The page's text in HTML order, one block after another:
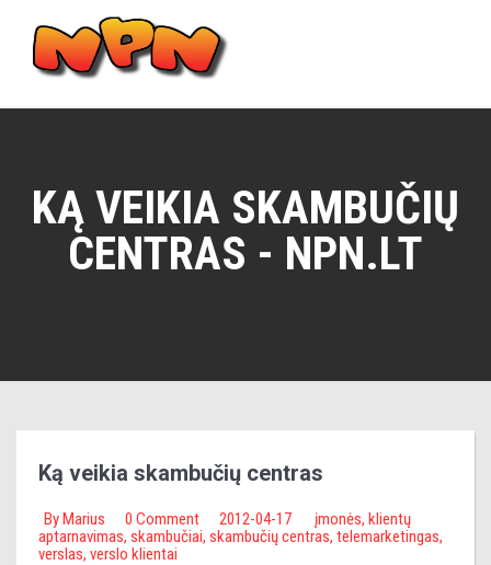
content
KĄ VEIKIA SKAMBUČIŲ
CENTRAS - NPN.LT
Ką veikia skambučių centras
ByMarius 0 Comment 2012-04-17 įmonės, klientų
aptarnavimas, skambučiai, skambučių centras, telemarketingas,
verslas, verslo klientai